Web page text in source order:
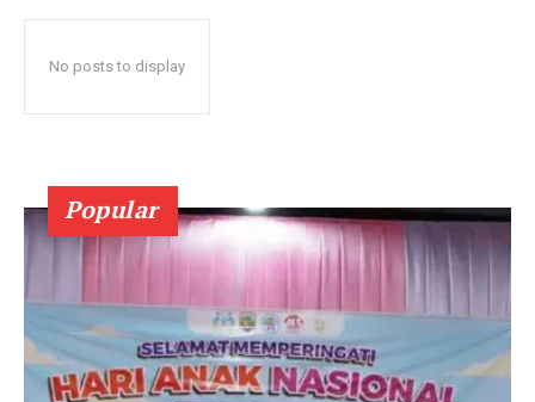
No posts to display
Popular